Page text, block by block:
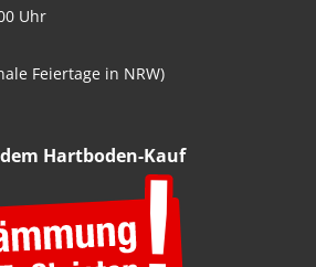
Uhr
Feiertage in NRW)
Hartboden-Kauf